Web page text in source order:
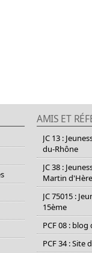
AMIS ET
JC 13 :
du-Rhône
JC 38 :
Martin
JC 75015 :
15ème
PCF 08 : blog
PCF 34 : Site